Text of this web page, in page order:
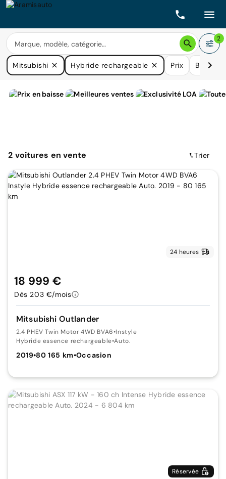
2
Mitsubishi Hybride rechargeable Prix Boîtes
2 voitures en vente Trier
24 heures
Mitsubishi Outlander
2.4 PHEV Twin Motor 4WD BVA6•Instyle
Hybride essence rechargeable•Auto.
2019•80 165 km•Occasion
18 999 €
Dès 203 €/mois
Réservée